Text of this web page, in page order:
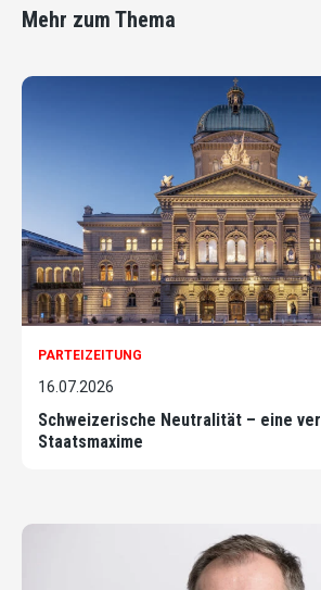
Mehr zum Thema
PARTEIZEITUNG
16.07.2026
Schweizerische Neutralität – eine
Staatsmaxime